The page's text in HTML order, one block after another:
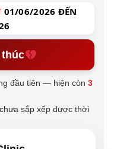
01/06/2026 ĐẾN
thúc
đầu tiên — hiện còn3
sắp xếp được thời